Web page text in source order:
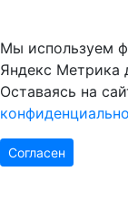
Мы используем
Яндекс Метрика
Оставаясь на
Согласен